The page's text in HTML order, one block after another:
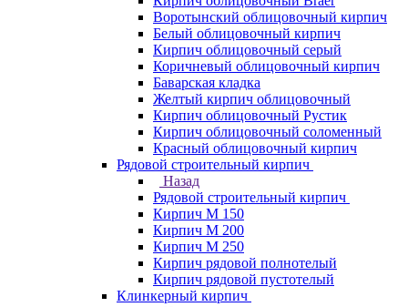
Воротынский облицовочный кирпич
Белый облицовочный кирпич
Кирпич облицовочный серый
Коричневый облицовочный кирпич
Баварская кладка
Желтый кирпич облицовочный
Кирпич облицовочный Рустик
Кирпич облицовочный соломенный
Красный облицовочный кирпич
Рядовой строительный кирпич
Назад
Рядовой строительный кирпич
Кирпич М 150
Кирпич М 200
Кирпич М 250
Кирпич рядовой полнотелый
Кирпич рядовой пустотелый
Клинкерный кирпич